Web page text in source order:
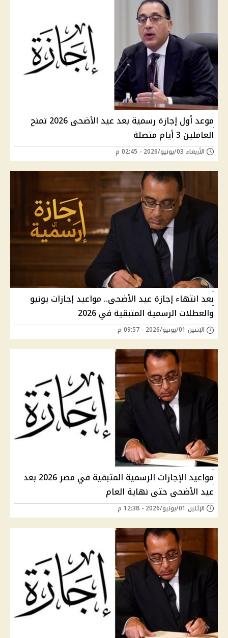
موعد أول إجازة رسمية بعد عيد الأضحى 2026 تمنح
العاملين 3 أيام متصلة
الأربعاء 03/يونيو/2026 - 02:45 م
بعد انتهاء إجازة عيد الأضحى.. مواعيد إجازات يونيو
والعطلات الرسمية المتبقية في 2026
الإثنين 01/يونيو/2026 - 09:57 م
مواعيد الإجازات الرسمية المتبقية في مصر 2026 بعد
عيد الأضحى حتى نهاية العام
الإثنين 01/يونيو/2026 - 12:38 م